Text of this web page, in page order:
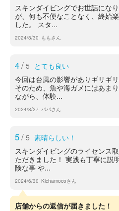
スキンダイビングでお世話にな
が、何も不便なことなく、終始
した。 スタ...
2024/8/30 ももさん
4/ 5 とても良い
今回は台風の影響がありギリギ
そのため、魚や海ガメにはあま
ながら、体験...
2024/8/27 パパさん
5/ 5 素晴らしい！
スキンダイビングのライセンス
ただきました！ 実践も丁寧に説
険な事 や...
2024/6/30 Kichamocoさん
店舗からの返信が届きました！